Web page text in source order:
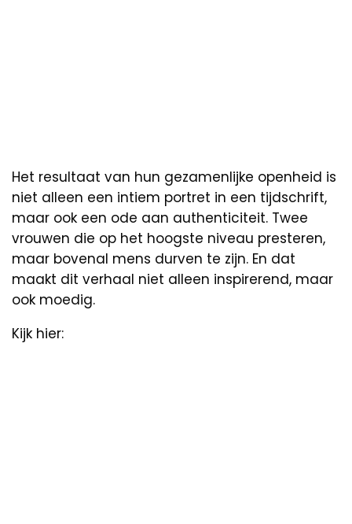
Het resultaat van hun gezamenlijke openheid is
niet alleen een intiem portret in een tijdschrift,
maar ook een ode aan authenticiteit. Twee
vrouwen die op het hoogste niveau presteren,
maar bovenal mens durven te zijn. En dat
maakt dit verhaal niet alleen inspirerend, maar
ook moedig.
Kijk hier: